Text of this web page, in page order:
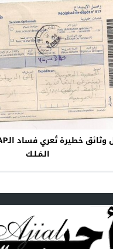
الـمَـلـك